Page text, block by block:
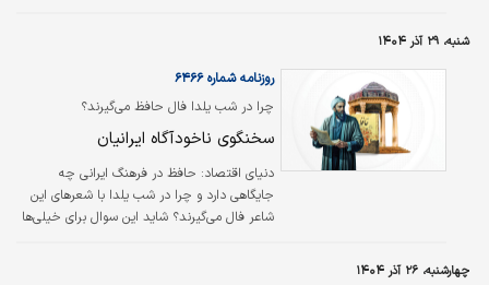
با خیام راز و نیاز می‌کنیم، به فردوسی سلام می‌کنیم و با عطار سخن می‌گوییم، به
رودکی نیز ادای احترام کنیم. امیدوارم روزی شهر نیشابور نیز با این طرح موافقت
کند.»
شنبه، ۲۹ آذر ۱۴۰۴
چرا در شب یلدا فال حافظ می‌گیرند؟
روزنامه شماره ۶۴۶۶
سخنگوی ناخودآگاه ایرانیان
دنیای اقتصاد: حافظ در فرهنگ ایرانی چه
جایگاهی دارد و چرا در شب یلدا با شعرهای این
شاعر فال می‌گیرند؟ شاید این سوال برای خیلی‌ها
چهارشنبه، ۲۶ آذر ۱۴۰۴